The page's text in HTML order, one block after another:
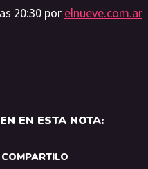
20:30 por elnueve.com.ar
EN ESTA NOTA: